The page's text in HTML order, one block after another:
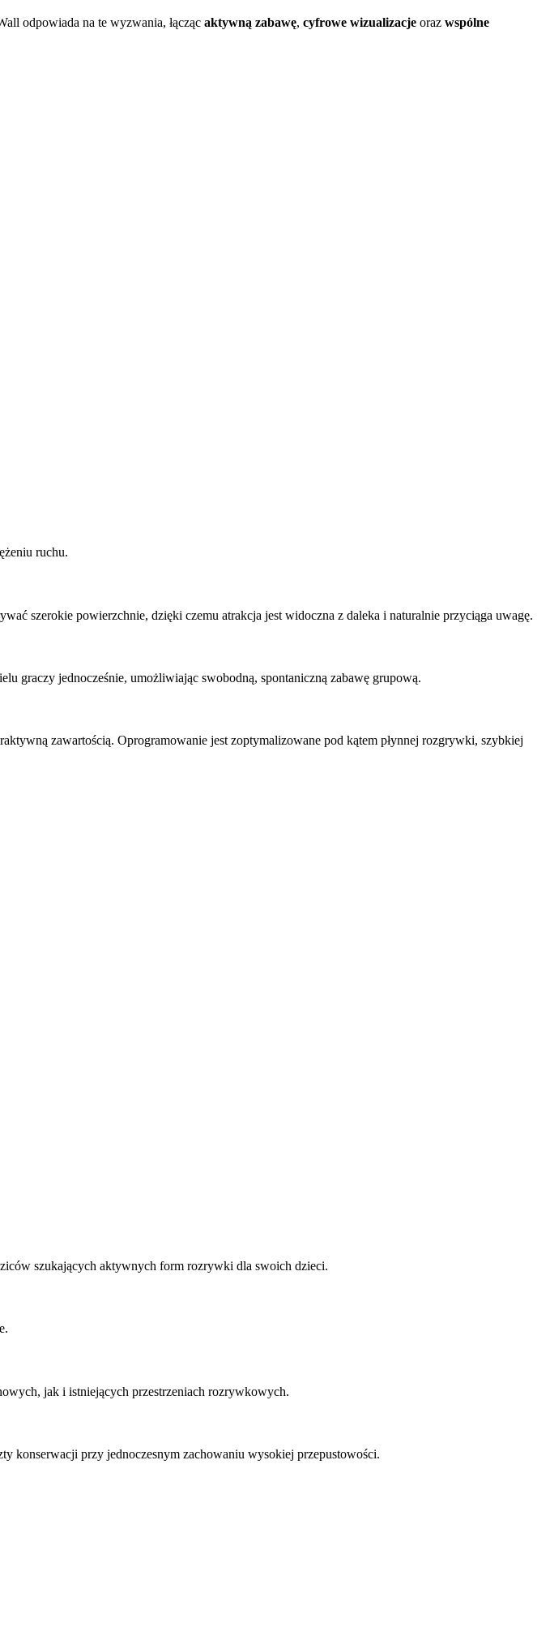
odpowiada na te wyzwania, łącząc aktywną zabawę, cyfrowe wizualizacje oraz wspólne
ruchu.
szerokie powierzchnie, dzięki czemu atrakcja jest widoczna z daleka i naturalnie przyciąga uwagę.
graczy jednocześnie, umożliwiając swobodną, spontaniczną zabawę grupową.
zawartością. Oprogramowanie jest zoptymalizowane pod kątem płynnej rozgrywki, szybkiej
szukających aktywnych form rozrywki dla swoich dzieci.
jak i istniejących przestrzeniach rozrywkowych.
konserwacji przy jednoczesnym zachowaniu wysokiej przepustowości.